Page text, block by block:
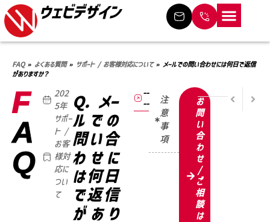
ウェビデザイン
FAQ» よくある質問» サポート / お客様対応について»
メールでの問い合わせには何日で返信
がありますか？
F
A
Q
202
5年
サポー
ト /
お客
様対
応に
つい
て
Q. メー
ルでの
問い合
わせに
は何日
で返信
があり
--
--
注
意
事
項
お
問
い
合
わ
せ
/
ご
相
談
は